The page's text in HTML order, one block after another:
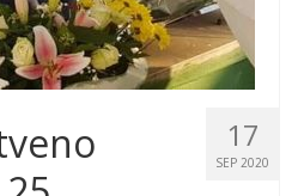
17
SEP 2020